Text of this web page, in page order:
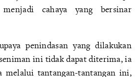
menjadi cahaya yang bersinar
penindasan yang dilakukan
ini tidak dapat diterima, ia
melalui tantangan-tantangan ini,